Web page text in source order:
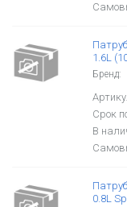
1.6L
Бренд:
Срок
В
0.8L